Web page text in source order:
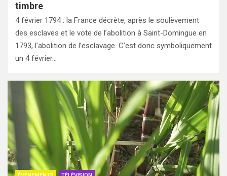
timbre
4 février 1794 : la France décrète, après le soulèvement
des esclaves et le vote de l’abolition à Saint-Domingue en
1793, l’abolition de l’esclavage. C’est donc symboliquement
un 4 février…